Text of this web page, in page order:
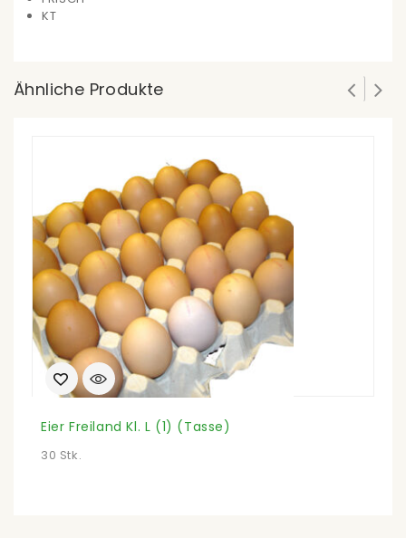
KT
Ähnliche Produkte
Eier Freiland Kl. L (1) (Tasse)
30 Stk.